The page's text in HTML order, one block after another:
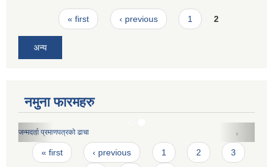
Pages« first ‹ previous 1 2
अन्य
नमुना फारमहरु
जन्मदर्ता प्रमाणपत्रको ढाचा
Pages
« first ‹ previous 1 2 3